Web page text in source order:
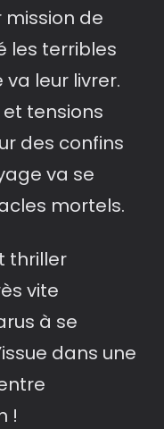
de
les terribles
leur livrer.
tensions
des confins
va se
mortels.
thriller
vite
à se
dans une
!